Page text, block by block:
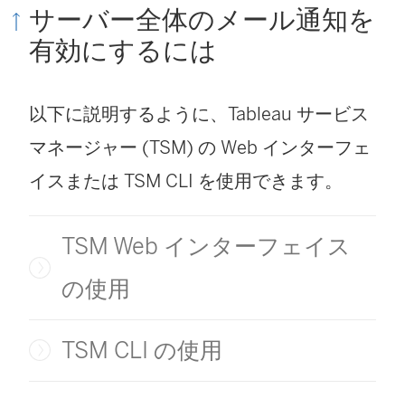
サーバー全体のメール通知を
有効にするには
以下に説明するように、Tableau サービス
マネージャー (TSM) の Web インターフェ
イスまたは TSM CLI を使用できます。
TSM Web インターフェイス
の使用
TSM CLI の使用